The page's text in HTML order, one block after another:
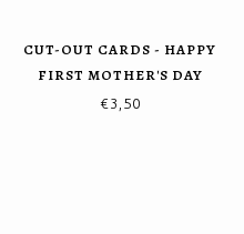
CUT-OUT CARDS - HAPPY
FIRST MOTHER'S DAY
€3,50